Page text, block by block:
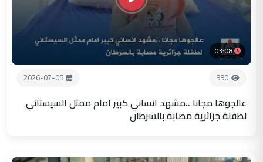
03:08
990
2026-07-05
عالجوها مجانا ..مشهد انساني كبير امام ممثل السيستاني
لطفلة جزائرية مصابة بالسرطان